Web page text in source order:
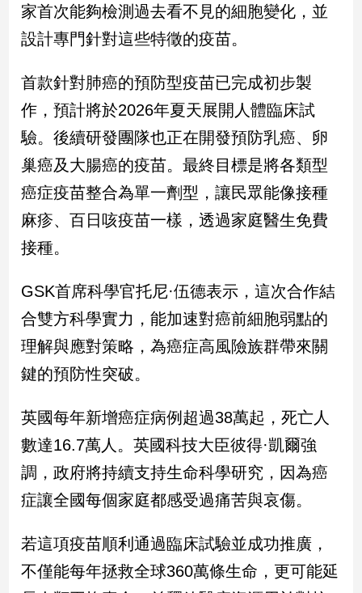
地
方
新
病
專
區
南
台
灣
觀
南
台
灣
觀
點
娛
樂
娛
聞
流
家首次能夠檢測過去看不見的細胞變化，並
設計專門針對這些特徵的疫苗。
首款針對肺癌的預防型疫苗已完成初步製
作，預計將於2026年夏天展開人體臨床試
驗。後續研發團隊也正在開發預防乳癌、卵
巢癌及大腸癌的疫苗。最終目標是將各類型
癌症疫苗整合為單一劑型，讓民眾能像接種
麻疹、百日咳疫苗一樣，透過家庭醫生免費
接種。
GSK首席科學官托尼·伍德表示，這次合作結
合雙方科學實力，能加速對癌前細胞弱點的
理解與應對策略，為癌症高風險族群帶來關
鍵的預防性突破。
英國每年新增癌症病例超過38萬起，死亡人
數達16.7萬人。英國科技大臣彼得·凱爾強
調，政府將持續支持生命科學研究，因為癌
症讓全國每個家庭都感受過痛苦與哀傷。
若這項疫苗順利通過臨床試驗並成功推廣，
不僅能每年拯救全球360萬條生命，更可能延